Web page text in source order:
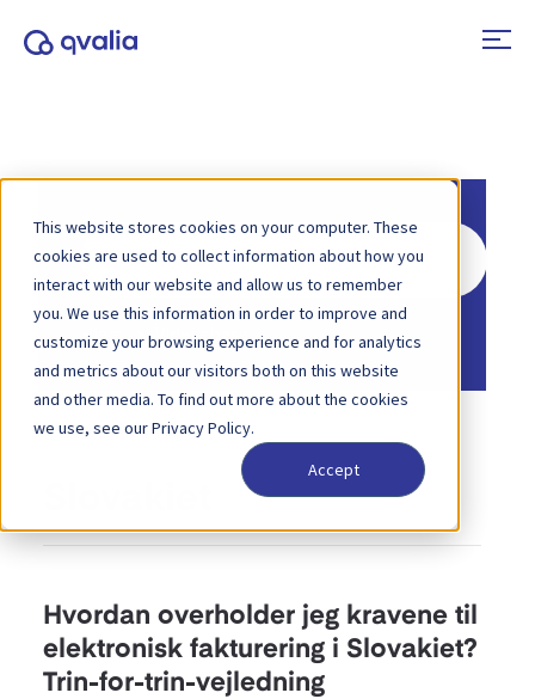
This website stores cookies on your computer. These
cookies are used to collect information about how you
interact with our website and allow us to remember
you. We use this information in order to improve and
customize your browsing experience and for analytics
and metrics about our visitors both on this website
and other media. To find out more about the cookies
we use, see our Privacy Policy.
Accept
Søg
efter
Hjem Vidensbase
Hvordan overholder jeg kravene til
elektronisk fakturering i Slovakiet?
Trin-for-trin-vejledning